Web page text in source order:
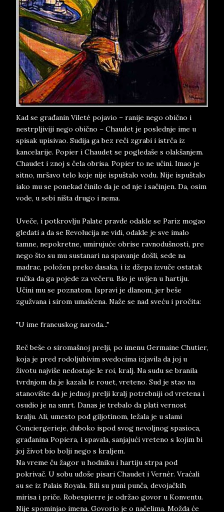
Kad se građanin Vileté pojavio – ranije nego obično i
nestrpljiviji nego obično – Chaudet je poslednje ime u
spisak upisivao. Sudija ga bez reči zgrabi i istrča iz
kancelarije. Popier i Chaudet se pogledaše s olakšanjem.
Chaudet i znoj s čela obrisa. Popier to ne učini. Imao je
sitno, mršavo telo koje nije ispuštalo vodu. Nije ispuštalo
iako mu se ponekad činilo da je od nje i sačinjen. Da, osim
vode, u sebi ništa drugo i nema.
Uveče, i potkrovlju Palate pravde odakle se Pariz mogao
gledati a da se Revolucija ne vidi, odakle je sve imalo
tamne, nepokretne, umirujuće obrise ravnodušnosti, pre
nego što su mu sustanari na spavanje došli, sede na
madrac, položen preko dasaka, i iz džepa izvuče ostatak
ručka da ga pojede za večeru. Bio je uvijen u hartiju.
Učini mu se poznatom. Ispravi je dlanom, jer beše
zgužvana i sirom umašćena. Naže se nad sveću i pročita:
"U ime francuskog naroda..."
Reč beše o siromašnoj prelji, po imenu Germaine Chutier,
koja je pred rodoljubivim svedocima izjavila da joj u
životu najviše nedostaje le roi, kralj. Na sudu se branila
tvrdnjom da je kazala le rouet, vreteno. Sud je stao na
stanovište da je jednoj prelji kralj potrebniji od vretena i
osudio je na smrt. Danas je trebalo da plati vernost
kralju. Ali, umesto pod giljotinom, ležala je u slami
Conciergerieje, duboko ispod svog nevoljnog spasioca,
građanina Popiera, i spavala, sanjajući vreteno s kojim bi
joj život bio bolji nego s kraljem.
Na vreme ču žagor u hodniku i hartiju strpa pod
pokrivač. U sobu uđoše pisari Chaudet i Vernér. Vraćali
su se iz Palais Royala. Bili su puni punča, devojačkih
mirisa i priče. Robespierre je održao govor u Konventu.
Nije spominjao imena. Govorio je o načelima. Možda će